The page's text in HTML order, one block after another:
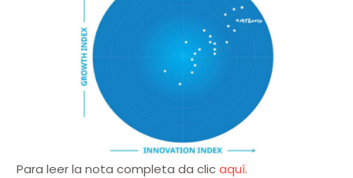
Para leer la nota completa da clicaquí.